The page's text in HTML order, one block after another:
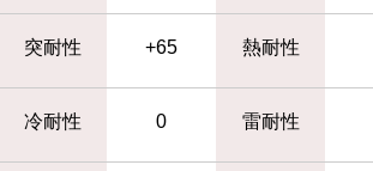
突耐性 +65 熱耐性
冷耐性 0 雷耐性